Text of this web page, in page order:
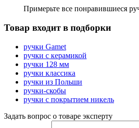
Примерьте все понравившиеся
Товар входит в подборки
ручки Gamet
ручки с керамикой
ручки 128 мм
ручки классика
ручки из Польши
ручки-скобы
ручки с покрытием никель
Задать вопрос о товаре эксперту